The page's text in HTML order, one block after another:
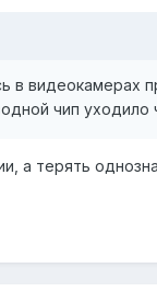
в видеокамерах
чип уходило
а терять